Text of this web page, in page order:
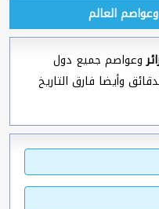
العالم
وعواصم جميع دول
وأيضا فارق التاريخ